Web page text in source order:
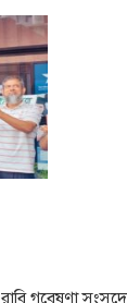
রাবি গবেষণা